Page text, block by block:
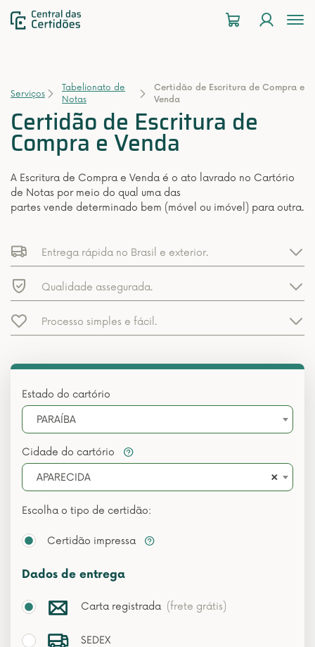
Serviços
Tabelionato de
Notas
Certidão de Escritura de Compra e
Venda
Certidão de Escritura de
Compra e Venda
A Escritura de Compra e Venda é o ato lavrado no Cartório
de Notas por meio do qual uma das
partes vende determinado bem (móvel ou imóvel) para outra.
Entrega rápida no Brasil e exterior.
Qualidade assegurada.
Processo simples e fácil.
Estado do cartório
PARAÍBA
Cidade do cartório
×
APARECIDA
Escolha o tipo de certidão:
Certidão impressa
Dados de entrega
Carta registrada (frete grátis)
SEDEX